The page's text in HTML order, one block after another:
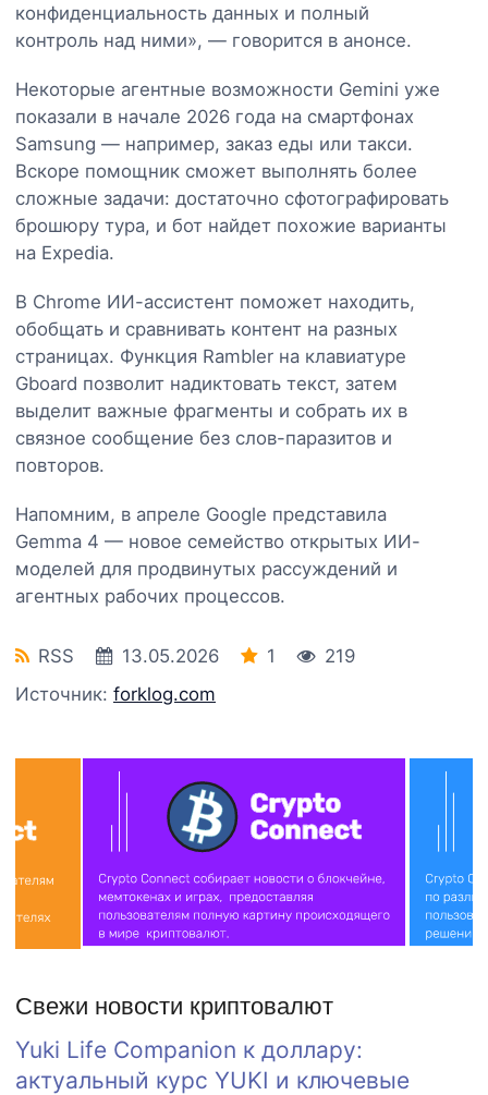
конфиденциальность данных и полный
контроль над ними», — говорится в анонсе.
Некоторые агентные возможности Gemini уже
показали в начале 2026 года на смартфонах
Samsung — например, заказ еды или такси.
Вскоре помощник сможет выполнять более
сложные задачи: достаточно сфотографировать
брошюру тура, и бот найдет похожие варианты
на Expedia.
В Chrome ИИ-ассистент поможет находить,
обобщать и сравнивать контент на разных
страницах. Функция Rambler на клавиатуре
Gboard позволит надиктовать текст, затем
выделит важные фрагменты и собрать их в
связное сообщение без слов-паразитов и
повторов.
Напомним, в апреле Google представила
Gemma 4 — новое семейство открытых ИИ-
моделей для продвинутых рассуждений и
агентных рабочих процессов.
RSS 13.05.2026 1
219
Источник: forklog.com
Свежи новости криптовалют
Yuki Life Companion к доллару:
актуальный курс YUKI и ключевые